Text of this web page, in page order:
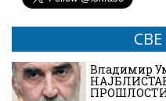
Владимир